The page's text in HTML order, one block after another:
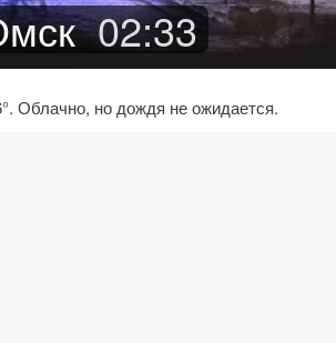
02:33
Облачно, но дождя не ожидается.